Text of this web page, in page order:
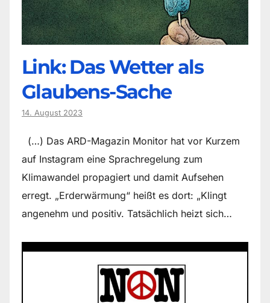
Link: Das Wetter als
Glaubens-Sache
14. August 2023
(…) Das ARD-Magazin Monitor hat vor Kurzem
auf Instagram eine Sprachregelung zum
Klimawandel propagiert und damit Aufsehen
erregt. „Erderwärmung“ heißt es dort: „Klingt
angenehm und positiv. Tatsächlich heizt sich…